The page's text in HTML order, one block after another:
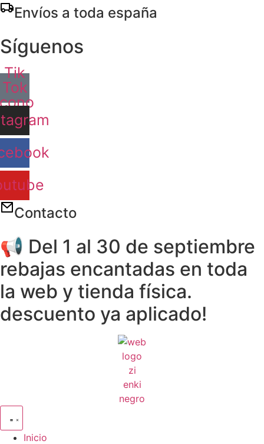
Ir
Envíos a toda españa
Síguenos
Tik
Tok
Contacto
📢 Del 1 al 30 de septiembre
rebajas encantadas en toda
la web y tienda física.
descuento ya aplicado!
Inicio